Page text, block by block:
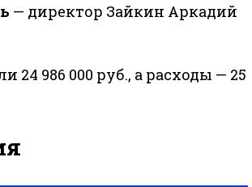
— директор Зайкин Аркадий
24 986 000 руб., а расходы — 25